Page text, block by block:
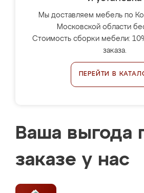
Мы доставляем мебель по
Московской области
Стоимость сборки мебели:
заказа.
ПЕРЕЙТИ В
Ваша выгода
заказе у нас